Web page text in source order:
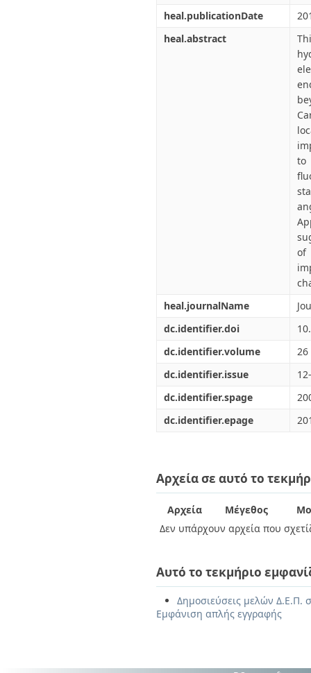
heal.publicationDate
heal.abstract
to
of
heal.journalName
dc.identifier.doi
dc.identifier.volume
26
dc.identifier.issue
dc.identifier.spage
dc.identifier.epage
Αρχεία σε αυτό το
Αρχεία Μέγεθος
Δεν υπάρχουν αρχεία που
Αυτό το τεκμήριο
Δημοσιεύσεις μελών Δ.Ε.Π.
Εμφάνιση απλής εγγραφής